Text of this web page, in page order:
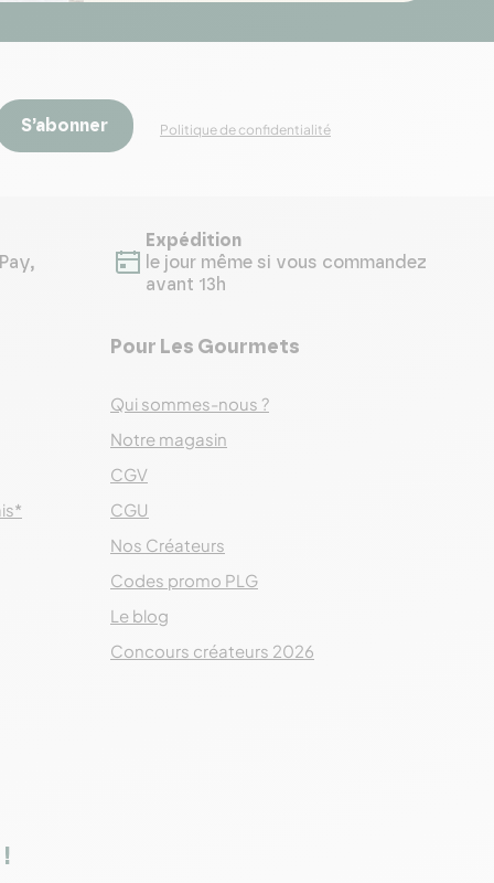
S’abonner Politique de confidentialité
Expédition
le jour même si vous commandez
avant 13h
Pour Les Gourmets
Qui sommes-nous ?
Notre magasin
CGV
CGU
Nos Créateurs
Codes promo PLG
Le blog
Concours créateurs 2026